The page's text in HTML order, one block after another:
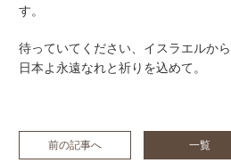
す。
待っていてください、イスラエルから
日本よ永遠なれと祈りを込めて。
前の記事へ 一覧